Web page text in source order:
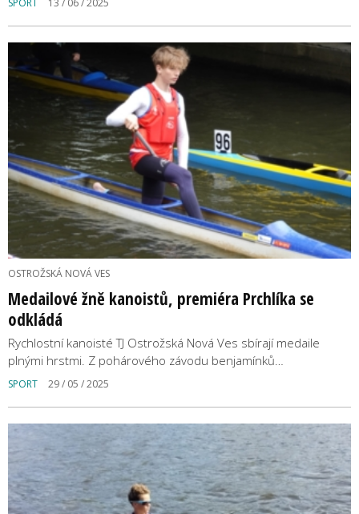
SPORT 13 / 06 / 2025
OSTROŽSKÁ NOVÁ VES
Medailové žně kanoistů, premiéra Prchlíka se
odkládá
Rychlostní kanoisté TJ Ostrožská Nová Ves sbírají medaile
plnými hrstmi. Z pohárového závodu benjamínků…
SPORT 29 / 05 / 2025